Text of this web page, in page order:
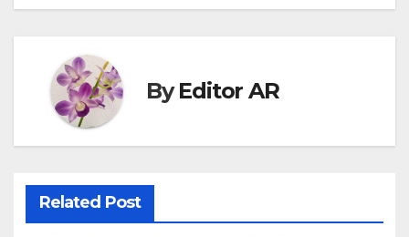
ByEditor AR
Related Post